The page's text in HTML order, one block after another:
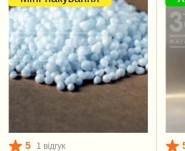
5 1 відгук